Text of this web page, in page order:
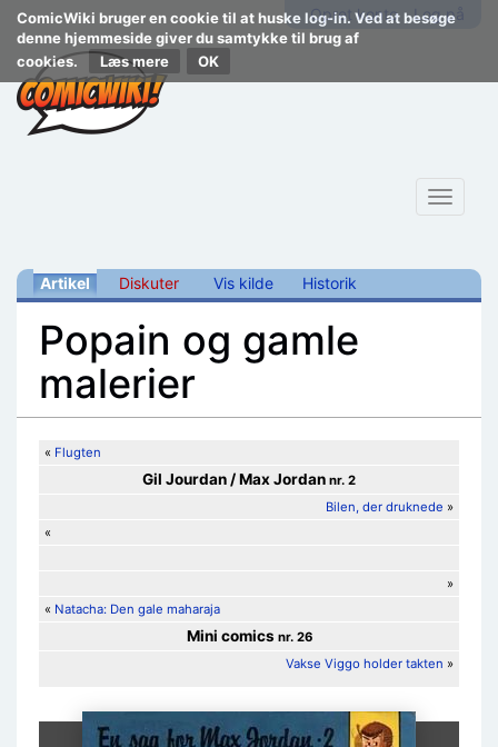
ComicWiki bruger en cookie til at huske log-in. Ved at besøge
denne hjemmeside giver du samtykke til brug af
cookies.
Læs mere
Opret konto Log på
Toggle
Artikel Diskuter Vis kilde Historik
Popain og gamle
malerier
« Flugten
Gil Jourdan / Max Jordan nr. 2
Bilen, der druknede »
«
»
« Natacha: Den gale maharaja
Mini comics nr. 26
Vakse Viggo holder takten »